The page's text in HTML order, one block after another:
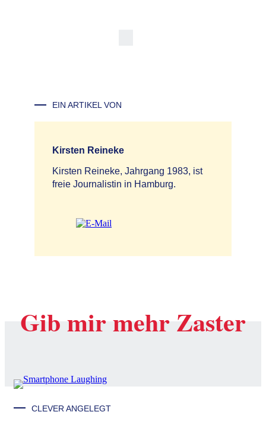
EIN ARTIKEL VON
Kirsten Reineke
Kirsten Reineke, Jahrgang 1983, ist
freie Journalistin in Hamburg.
Gib mir mehr Zaster
CLEVER ANGELEGT